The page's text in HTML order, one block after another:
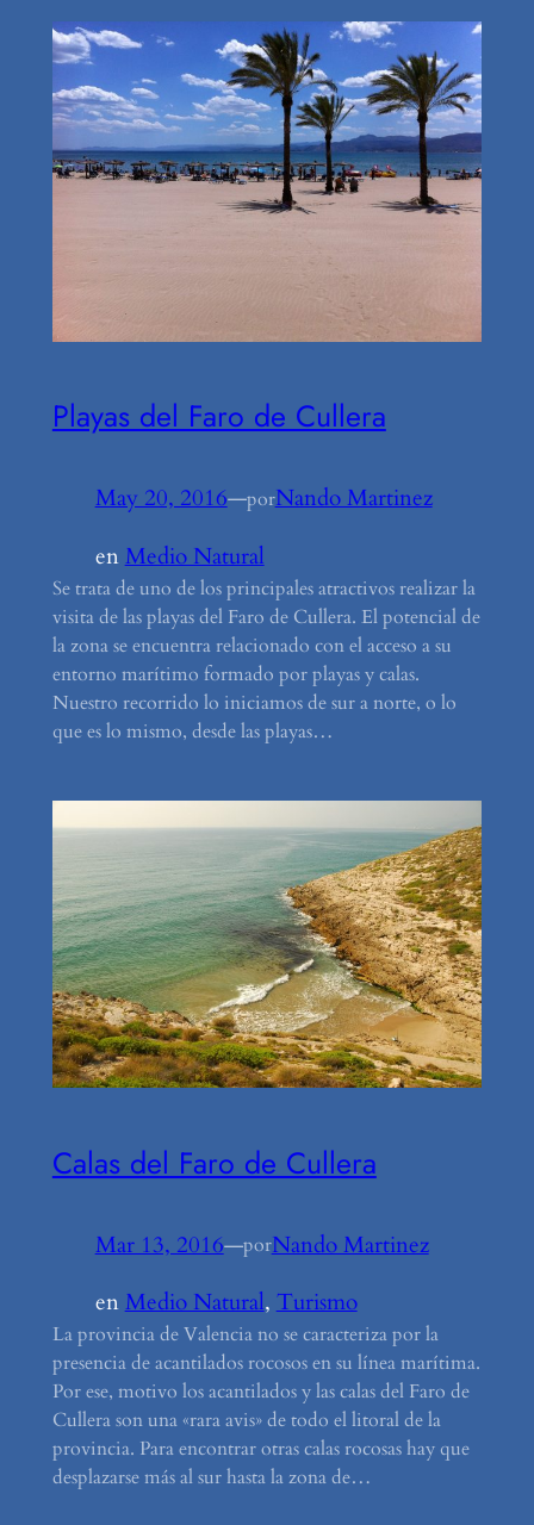
Playas del Faro de Cullera
May 20, 2016—porNando Martinez
enMedio Natural
Se trata de uno de los principales atractivos realizar la
visita de las playas del Faro de Cullera. El potencial de
la zona se encuentra relacionado con el acceso a su
entorno marítimo formado por playas y calas.
Nuestro recorrido lo iniciamos de sur a norte, o lo
que es lo mismo, desde las playas…
Calas del Faro de Cullera
Mar 13, 2016—porNando Martinez
enMedio Natural, Turismo
La provincia de Valencia no se caracteriza por la
presencia de acantilados rocosos en su línea marítima.
Por ese, motivo los acantilados y las calas del Faro de
Cullera son una «rara avis» de todo el litoral de la
provincia. Para encontrar otras calas rocosas hay que
desplazarse más al sur hasta la zona de…